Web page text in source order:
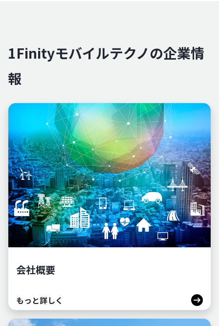
1Finityモバイルテクノの企業情
報
会社概要
もっと詳しく